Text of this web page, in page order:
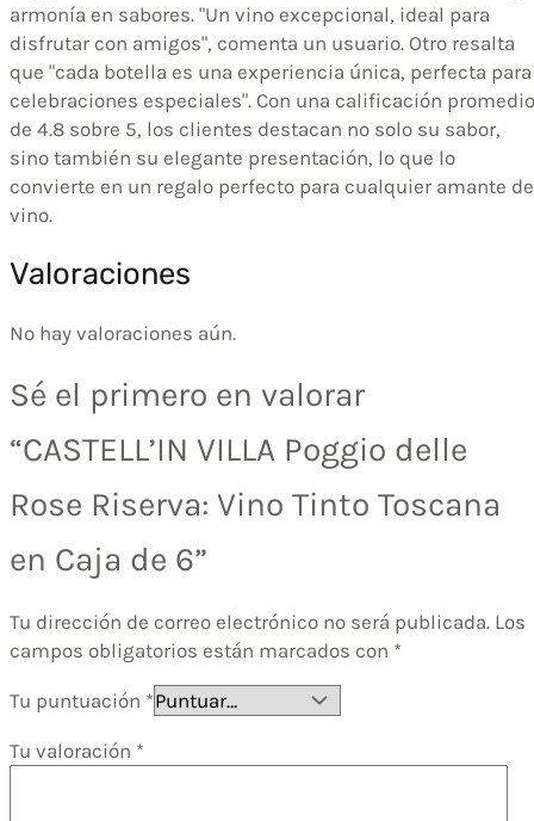
armonía en sabores. "Un vino excepcional, ideal para
disfrutar con amigos", comenta un usuario. Otro resalta
que "cada botella es una experiencia única, perfecta para
celebraciones especiales". Con una calificación promedio
de 4.8 sobre 5, los clientes destacan no solo su sabor,
sino también su elegante presentación, lo que lo
convierte en un regalo perfecto para cualquier amante
vino.
Valoraciones
No hay valoraciones aún.
Sé el primero en valorar
“CASTELL’IN VILLA Poggio delle
Rose Riserva: Vino Tinto Toscana
en Caja de 6”
Tu dirección de correo electrónico no será publicada. Los
campos obligatorios están marcados con *
Tu puntuación *
Tu valoración *